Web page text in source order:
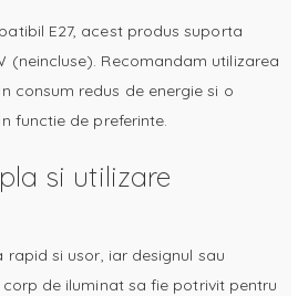
E27, acest produs suporta
(neincluse). Recomandam utilizarea
consum redus de energie si o
functie de preferinte.
si utilizare
rapid si usor, iar designul sau
de iluminat sa fie potrivit pentru